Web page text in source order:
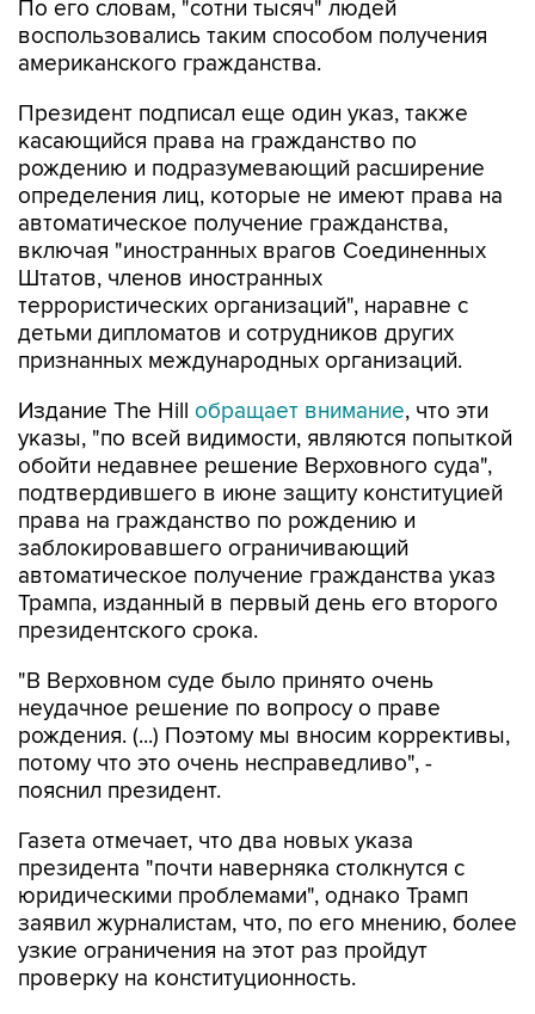
По его словам, "сотни тысяч" людей
воспользовались таким способом получения
американского гражданства.
Президент подписал еще один указ, также
касающийся права на гражданство по
рождению и подразумевающий расширение
определения лиц, которые не имеют права на
автоматическое получение гражданства,
включая "иностранных врагов Соединенных
Штатов, членов иностранных
террористических организаций", наравне с
детьми дипломатов и сотрудников других
признанных международных организаций.
Издание The Hill обращает внимание, что эти
указы, "по всей видимости, являются попыткой
обойти недавнее решение Верховного суда",
подтвердившего в июне защиту конституцией
права на гражданство по рождению и
заблокировавшего ограничивающий
автоматическое получение гражданства указ
Трампа, изданный в первый день его второго
президентского срока.
"В Верховном суде было принято очень
неудачное решение по вопросу о праве
рождения. (...) Поэтому мы вносим коррективы,
потому что это очень несправедливо", -
пояснил президент.
Газета отмечает, что два новых указа
президента "почти наверняка столкнутся с
юридическими проблемами", однако Трамп
заявил журналистам, что, по его мнению, более
узкие ограничения на этот раз пройдут
проверку на конституционность.